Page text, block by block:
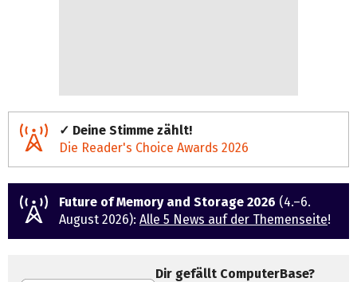
✓ Deine Stimme zählt!
Die Reader's Choice Awards 2026
Future of Memory and Storage 2026 (4.–6.
August 2026): Alle 5 News auf der Themenseite!
Dir gefällt ComputerBase?